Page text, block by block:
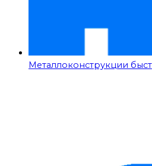
Металлоконструкции